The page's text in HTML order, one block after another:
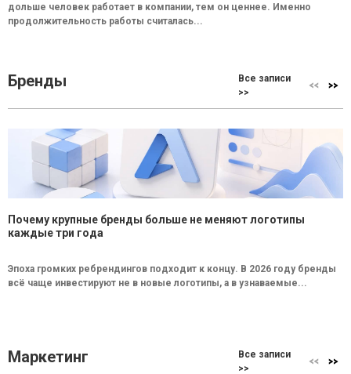
дольше человек работает в компании, тем он ценнее. Именно
продолжительность работы считалась...
Бренды
Все записи
>>
Почему крупные бренды больше не меняют логотипы
каждые три года
Эпоха громких ребрендингов подходит к концу. В 2026 году бренды
всё чаще инвестируют не в новые логотипы, а в узнаваемые...
Маркетинг
Все записи
>>